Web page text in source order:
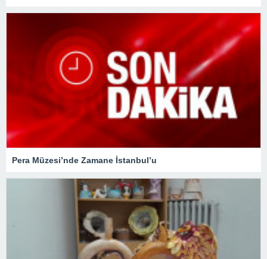
Pera Müzesi’nde Zamane İstanbul’u